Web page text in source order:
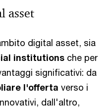
asset
digital asset, sia
institutions che per
significativi: da
l'offerta verso i
dall'altro,